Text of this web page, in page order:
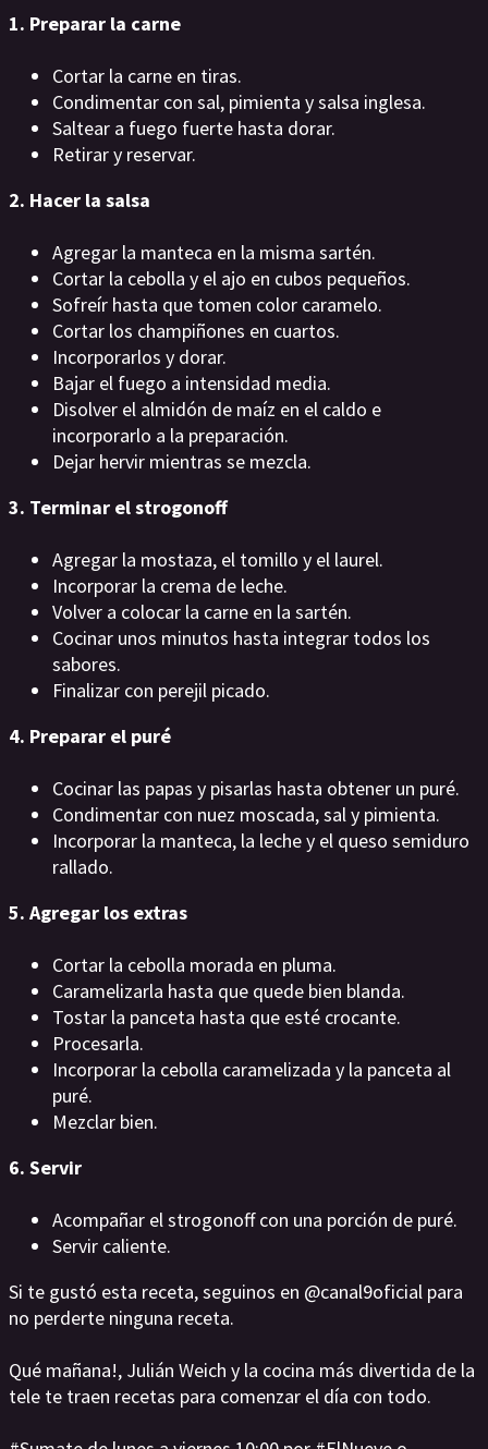
1. Preparar la carne
Cortar la carne en tiras.
Condimentar con sal, pimienta y salsa inglesa.
Saltear a fuego fuerte hasta dorar.
Retirar y reservar.
2. Hacer la salsa
Agregar la manteca en la misma sartén.
Cortar la cebolla y el ajo en cubos pequeños.
Sofreír hasta que tomen color caramelo.
Cortar los champiñones en cuartos.
Incorporarlos y dorar.
Bajar el fuego a intensidad media.
Disolver el almidón de maíz en el caldo e
incorporarlo a la preparación.
Dejar hervir mientras se mezcla.
3. Terminar el strogonoff
Agregar la mostaza, el tomillo y el laurel.
Incorporar la crema de leche.
Volver a colocar la carne en la sartén.
Cocinar unos minutos hasta integrar todos los
sabores.
Finalizar con perejil picado.
4. Preparar el puré
Cocinar las papas y pisarlas hasta obtener un puré.
Condimentar con nuez moscada, sal y pimienta.
Incorporar la manteca, la leche y el queso semiduro
rallado.
5. Agregar los extras
Cortar la cebolla morada en pluma.
Caramelizarla hasta que quede bien blanda.
Tostar la panceta hasta que esté crocante.
Procesarla.
Incorporar la cebolla caramelizada y la panceta al
puré.
Mezclar bien.
6. Servir
Acompañar el strogonoff con una porción de puré.
Servir caliente.
Si te gustó esta receta, seguinos en @canal9oficial para
no perderte ninguna receta.
Qué mañana!, Julián Weich y la cocina más divertida de la
tele te traen recetas para comenzar el día con todo.